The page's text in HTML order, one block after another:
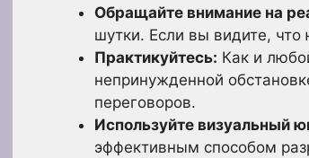
Обращайте внимание на
шутки. Если вы видите,
Практикуйтесь: Как и
непринужденной
переговоров.
Используйте визуальный
эффективным способом